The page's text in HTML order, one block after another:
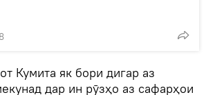
Кумита як бори дигар аз
дар ин рӯзҳо аз сафарҳои